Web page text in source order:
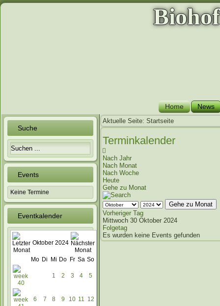
Home News
Suche
Events
Keine Termine
Eventkalender
Oktober 2024
Mo Di Mi Do Fr Sa So
1 2 3 4 5
6 7 8 9 10 11 12
Aktuelle Seite: Startseite
Terminkalender
Nach Jahr
Nach Monat
Nach Woche
Heute
Gehe zu Monat
Gehe zu Monat
Vorheriger Tag
Mittwoch 30 Oktober 2024
Folgetag
Es wurden keine Events gefunden